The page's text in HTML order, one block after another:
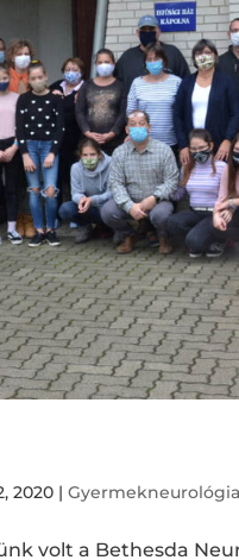
2020 |
volt a Bethesda